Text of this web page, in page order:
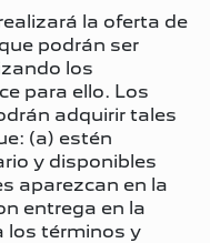
la oferta de
podrán ser
los
para ello. Los
adquirir tales
(a) estén
y disponibles
aparezcan en la
entrega en la
los términos y